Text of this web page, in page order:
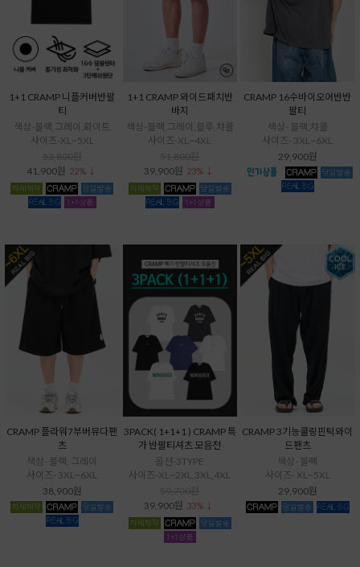
1+1 CRAMP 니플커버반팔
티
색상-블랙,그레이,화이트
사이즈-XL~5XL
41,900원 22% ↓
1+1 CRAMP 와이드패치반
바지
색상-블랙,그레이,블루,챠콜
사이즈-XL~4XL
39,900원 23% ↓
CRAMP 16수바이오어반반
팔티
색상- 블랙,챠콜
사이즈- 3XL~6XL
29,900원
CRAMP 플라워7부버뮤다팬
츠
색상- 블랙, 그레이
사이즈- 3XL~6XL
38,900원
3PACK( 1+1+1 ) CRAMP 특
가 반팔티셔츠 모음전
옵션-3TYPE
사이즈-XL~2XL,3XL,4XL
39,900원 33% ↓
CRAMP 3기능쿨링핀턱와이
드팬츠
색상- 블랙
사이즈- XL~5XL
29,900원